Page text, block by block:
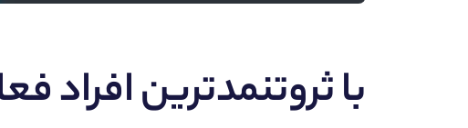
با ثروتنمدترین